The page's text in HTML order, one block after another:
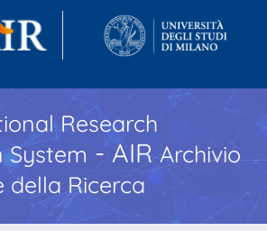
Research
System - AIR Archivio
della Ricerca